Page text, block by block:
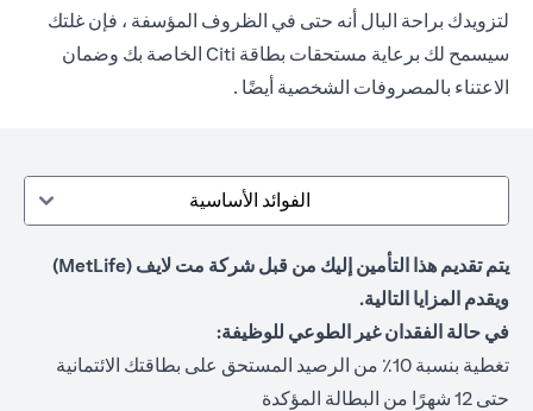
لتزويدك براحة البال أنه حتى في الظروف المؤسفة ، فإن غلتك
سيسمح لك برعاية مستحقات بطاقة Citi الخاصة بك وضمان
الاعتناء بالمصروفات الشخصية أيضًا .
الفوائد الأساسية
يتم تقديم هذا التأمين إليك من قبل شركة مت لايف (MetLife)
ويقدم المزايا التالية.
في حالة الفقدان غير الطوعي للوظيفة:
تغطية بنسبة 10٪ من الرصيد المستحق على بطاقتك الائتمانية
حتى 12 شهرًا من البطالة المؤكدة